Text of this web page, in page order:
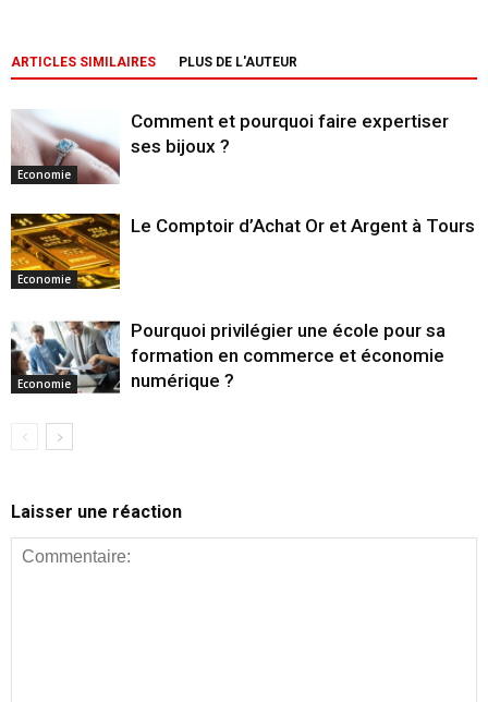
ARTICLES SIMILAIRES PLUS DE L'AUTEUR
Economie
Comment et pourquoi faire expertiser
ses bijoux ?
Economie
Le Comptoir d’Achat Or et Argent à Tours
Economie
Pourquoi privilégier une école pour sa
formation en commerce et économie
numérique ?
Laisser une réaction